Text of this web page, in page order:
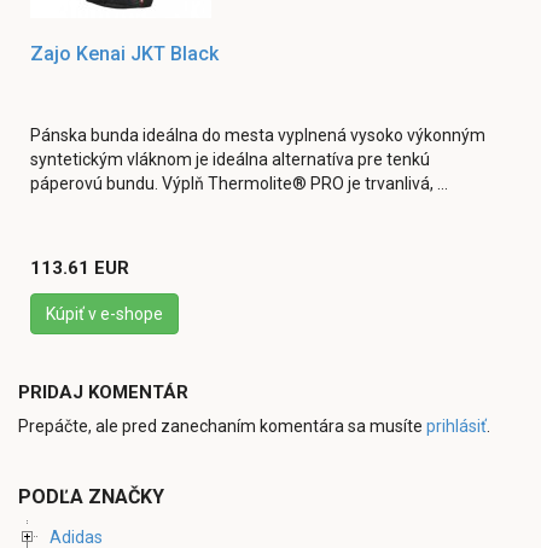
Zajo Kenai JKT Black
Pánska bunda ideálna do mesta vyplnená vysoko výkonným
syntetickým vláknom je ideálna alternatíva pre tenkú
páperovú bundu. Výplň Thermolite® PRO je trvanlivá, ...
113.61 EUR
Kúpiť v e-shope
PRIDAJ KOMENTÁR
Prepáčte, ale pred zanechaním komentára sa musíte prihlásiť
PODĽA ZNAČKY
Adidas